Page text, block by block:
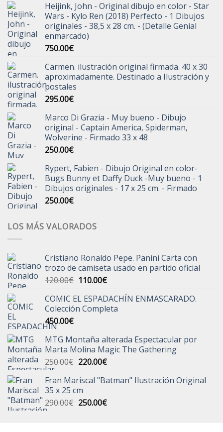
Heijink, John - Original dibujo en color - Star
Wars - Kylo Ren (2018) Perfecto - 1 Dibujos
originales - 38,5 x 28 cm. - (Detalle Genial
enmarcado)
750.00€
Carmen. ilustración original firmada. 40 x 30
aproximadamente. Destinado a Ilustración y
postales
295.00€
Marco Di Grazia - Muy bueno - Dibujo
original - Captain America, Spiderman,
Wolverine - Firmado 33 x 48
250.00€
Rypert, Fabien - Dibujo Original en color-
Bugs Bunny et Daffy Duck -Muy bueno - 1
Dibujos originales - 17 x 25 cm. - Firmado
250.00€
LOS MÁS VALORADOS
Cristiano Ronaldo Pepe. Panini Carta con
trozo de camiseta usado en partido oficial
120.00€ El
original
era:
110.00€El
actual
es:
COMIC EL ESPADACHÍN ENMASCARADO.
Colección Completa
450.00€
MTG Montaña alterada Espectacular por
Marta Molina Magic The Gathering
250.00€ El
original
era:
250.00€.
220.00€El
actual
220.00€.
Fran Mariscal "Batman" Ilustración Original
35 x 25 cm
290.00€ El
250.00€El